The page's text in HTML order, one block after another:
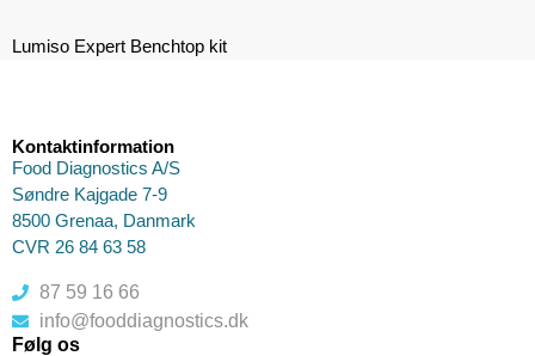
Lumiso Expert Benchtop kit
Kontaktinformation
Food Diagnostics A/S
Søndre Kajgade 7-9
8500 Grenaa, Danmark
CVR 26 84 63 58
87 59 16 66
info@fooddiagnostics.dk
Følg os